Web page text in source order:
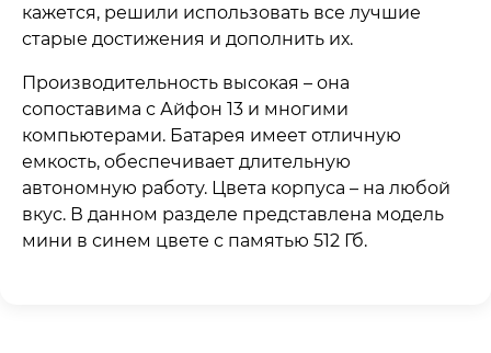
кажется, решили использовать все лучшие
старые достижения и дополнить их.
Производительность высокая – она
сопоставима с Айфон 13 и многими
компьютерами. Батарея имеет отличную
емкость, обеспечивает длительную
автономную работу. Цвета корпуса – на любой
вкус. В данном разделе представлена модель
мини в синем цвете с памятью 512 Гб.